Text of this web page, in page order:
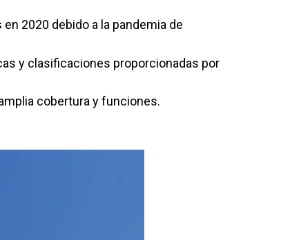
2020 debido a la pandemia de
y clasificaciones proporcionadas por
cobertura y funciones.